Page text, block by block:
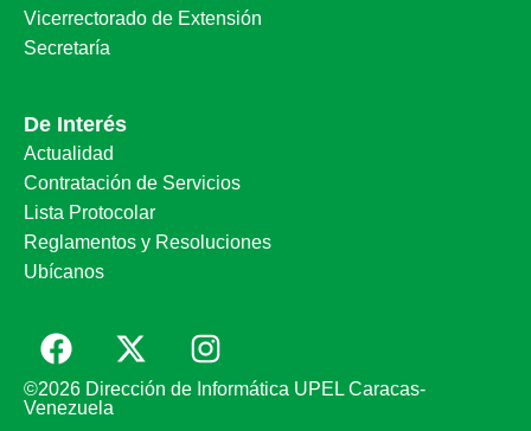
Vicerrectorado de Extensión
Secretaría
De Interés
Actualidad
Contratación de Servicios
Lista Protocolar
Reglamentos y Resoluciones
Ubícanos
©2026 Dirección de Informática UPEL Caracas-
Venezuela